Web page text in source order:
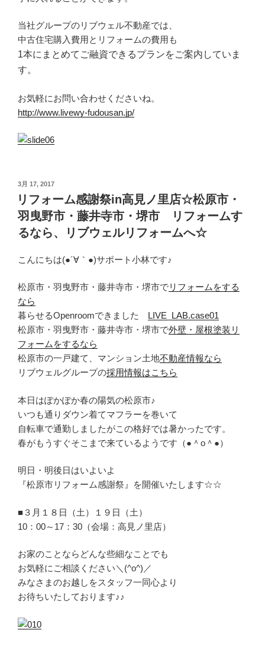
当社グループのリブウェル不動産では、
中古住宅購入費用とリフォームの費用も
1本にまとめてご融資できるプランをご案内していま
す。
お気軽にお問い合わせくださいね。
http://www.livewy-fudousan.jp/
投
稿
日:
3月 17, 2017
リフォーム感謝祭in高見ノ里店☆松原市・
羽曳野市・藤井寺市・堺市 リフォームす
るなら、リブウェルリフォームへ☆
こんにちは(●´∀｀●)サポート小林です♪
松原市・羽曳野市・藤井寺市・堺市でリフォームをする
なら
暮らせるOpenroomできました LIVE_LAB.case01
松原市・羽曳野市・藤井寺市・堺市で外壁・屋根塗装リ
フォームをするなら
松原市の一戸建て、マンション土地不動産情報なら
リブウェルグループの採用情報はこちら
本日はぽかぽか春の陽気の松原市♪
いつも通りダウン着てマフラーを巻いて
自転車で通勤しましたがこの格好では暑かったです。
春がもうすぐそこまで来ているようです（●＾o＾●）
明日・明後日はいよいよ
『松原市リフォーム感謝祭』を開催いたします☆☆
■３月１８日（土）１９日（土）
10：00～17：30（会場：高見ノ里店）
お家のことならどんな些細なことでも
お気軽にご相談ください＼(^o^)／
みなさまのお越しをスタッフ一同心より
お待ちいたしております♪♪